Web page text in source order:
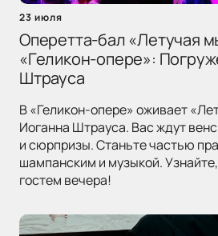
23 июля
Оперетта-бал «Летучая
«Геликон-опере»:
Штрауса
В «Геликон-опере» оживает
Иоганна Штрауса. Вас ждут
и сюрпризы. Станьте частью
шампанским и музыкой.
гостем вечера!